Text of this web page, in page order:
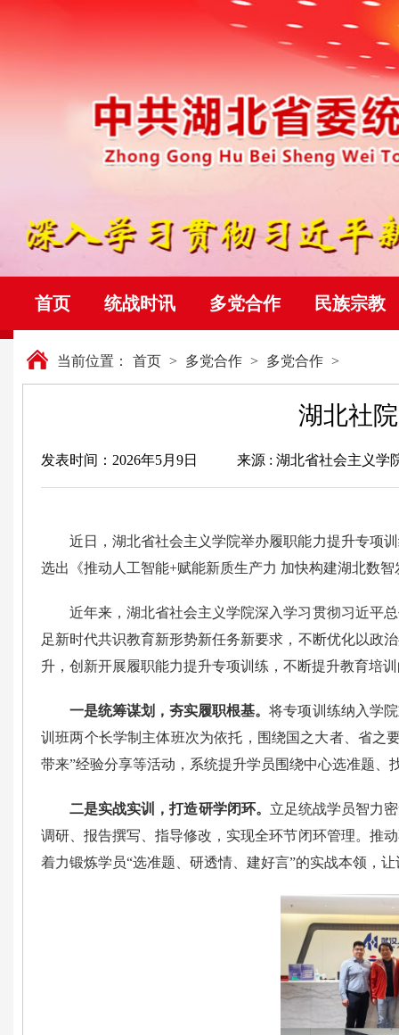
首页 统战时讯 多党合作 民族宗教
当前位置： 首页 > 多党合作 > 多党合作 >
湖北社
发表时间：2026年5月9日 来源 : 湖北省社会主义学
近日，湖北省社会主义学院举办履职能力提升专项
选出《推动人工智能+赋能新质生产力 加快构建湖北数
近年来，湖北省社会主义学院深入学习贯彻习近平
足新时代共识教育新形势新任务新要求，不断优化以政
升，创新开展履职能力提升专项训练，不断提升教育培
一是统筹谋划，夯实履职根基。将专项训练纳入学
训班两个长学制主体班次为依托，围绕国之大者、省之
带来”经验分享等活动，系统提升学员围绕中心选准题
二是实战实训，打造研学闭环。 立足统战学员智力
调研、报告撰写、指导修改，实现全环节闭环管理。推
着力锻炼学员“选准题、研透情、建好言”的实战本领，